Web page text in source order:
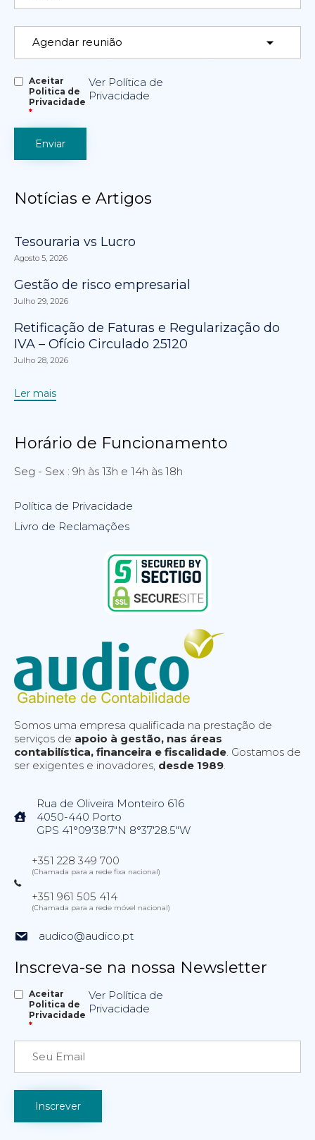
Aceitar
Politica de
Privacidade
*
Ver Política de
Privacidade
Notícias e Artigos
Tesouraria vs Lucro
Agosto 5, 2026
Gestão de risco empresarial
Julho 29, 2026
Retificação de Faturas e Regularização do
IVA – Ofício Circulado 25120
Julho 28, 2026
Ler mais
Horário de Funcionamento
Seg - Sex : 9h às 13h e 14h às 18h
Política de Privacidade
Livro de Reclamações
Somos uma empresa qualificada na prestação de
serviços de apoio à gestão, nas áreas
contabilística, financeira e fiscalidade. Gostamos de
ser exigentes e inovadores, desde 1989.
Rua de Oliveira Monteiro 616
4050-440 Porto
GPS 41°09'38.7"N 8°37'28.5"W
+351 228 349 700
(Chamada para a rede fixa nacional)
+351 961 505 414
(Chamada para a rede móvel nacional)
audico@audico.pt
Inscreva-se na nossa Newsletter
Aceitar
Politica de
Privacidade
*
Ver Política de
Privacidade